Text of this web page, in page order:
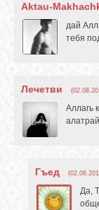
Aktau-
дай
тебя
Лечетви
Аллагь
Гъед
Да,